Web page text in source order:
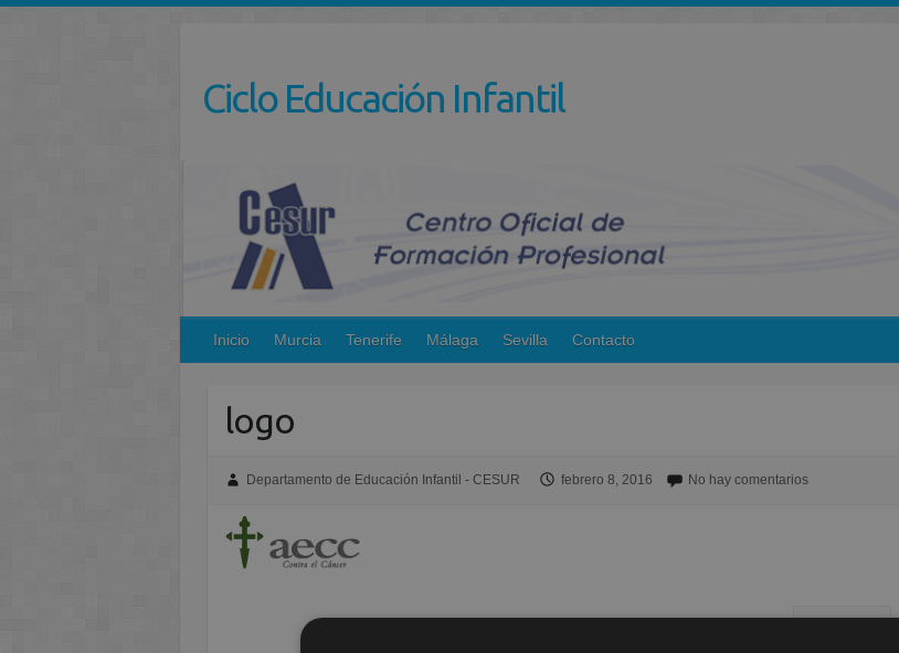
Ciclo Educación Infantil
Inicio Murcia Tenerife Málaga Sevilla Contacto
logo
Departamento de Educación Infantil - CESUR febrero 8, 2016 No hay comentarios